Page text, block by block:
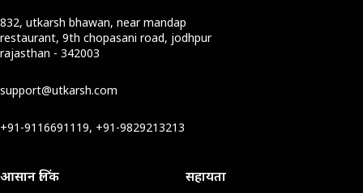
832, utkarsh bhawan, near mandap
restaurant, 9th chopasani road, jodhpur
rajasthan - 342003
support@utkarsh.com
+91-9116691119, +91-9829213213
आसान लिंक सहायता